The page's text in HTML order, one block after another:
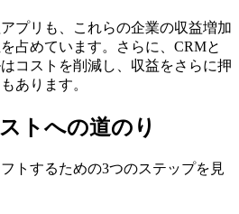
プリも、これらの企業の収益増加
占めています。さらに、CRMと
コストを削減し、収益をさらに押
あります。
トへの道のり
トするための3つのステップを見